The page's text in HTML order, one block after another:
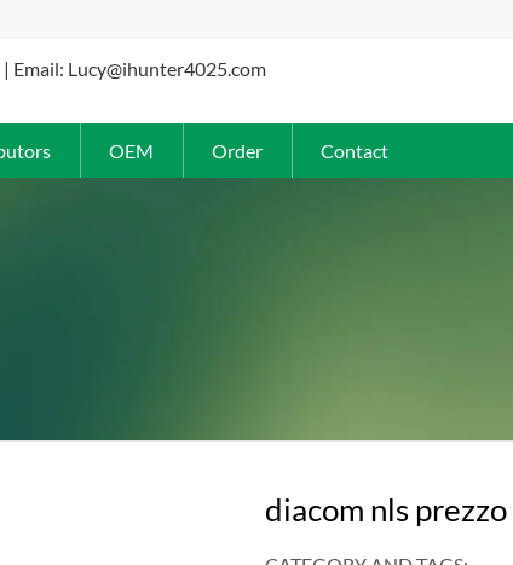
Email: Lucy@ihunter4025.com
OEM Order Contact
diacom nls prezzo